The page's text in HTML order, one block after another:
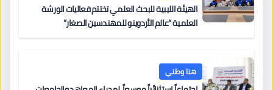
الهيئة الليبية للبحث العلمي تختتم فعاليات الورشة
العلمية “عالم الأردوينو للمهندسين الصغار”
هنا وطني